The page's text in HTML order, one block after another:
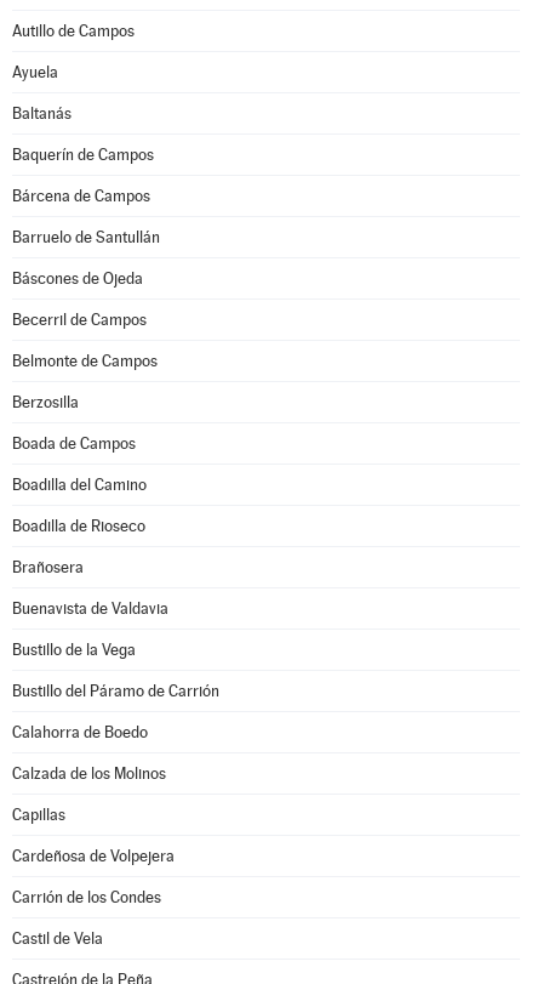
Autillo de Campos
Ayuela
Baltanás
Baquerín de Campos
Bárcena de Campos
Barruelo de Santullán
Báscones de Ojeda
Becerril de Campos
Belmonte de Campos
Berzosilla
Boada de Campos
Boadilla del Camino
Boadilla de Rioseco
Brañosera
Buenavista de Valdavia
Bustillo de la Vega
Bustillo del Páramo de Carrión
Calahorra de Boedo
Calzada de los Molinos
Capillas
Cardeñosa de Volpejera
Carrión de los Condes
Castil de Vela
Castrejón de la Peña